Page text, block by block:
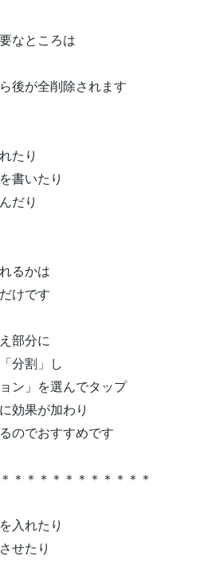
なところは
後が全削除されます
たり
書いたり
だり
るかは
けです
部分に
分割」し
ン」を選んでタップ
効果が加わり
のでおすすめです
＊＊＊＊＊＊＊＊＊＊＊
を入れたり
させたり